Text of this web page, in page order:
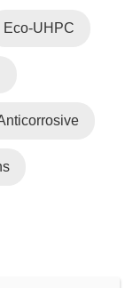
Eco-UHPC